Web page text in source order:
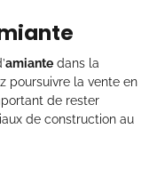
amiante dans la
poursuivre la vente en
de rester
de construction au